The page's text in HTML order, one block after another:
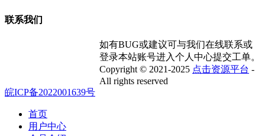
联系我们
如有BUG或建议可与我们在线联系或
登录本站账号进入个人中心提交工单。
Copyright © 2021-2025 点击资源平台 -
All rights reserved
皖ICP备2022001639号
首页
用户中心